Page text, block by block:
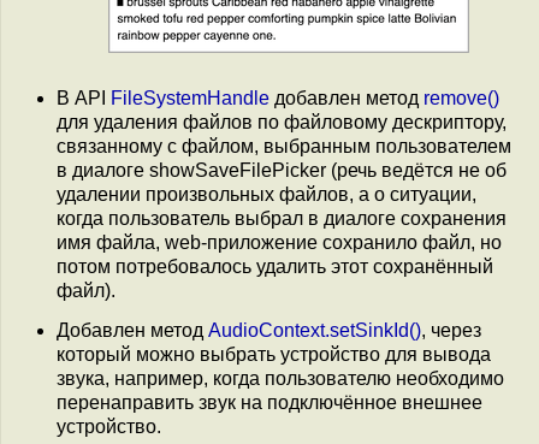
В API FileSystemHandle добавлен метод remove()
для удаления файлов по файловому дескриптору,
связанному с файлом, выбранным пользователем
в диалоге showSaveFilePicker (речь ведётся не об
удалении произвольных файлов, а о ситуации,
когда пользователь выбрал в диалоге сохранения
имя файла, web-приложение сохранило файл, но
потом потребовалось удалить этот сохранённый
файл).
Добавлен метод AudioContext.setSinkId(), через
который можно выбрать устройство для вывода
звука, например, когда пользователю необходимо
перенаправить звук на подключённое внешнее
устройство.